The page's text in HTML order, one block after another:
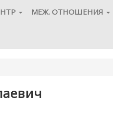
МЕЖ. ОТНОШЕНИЯ